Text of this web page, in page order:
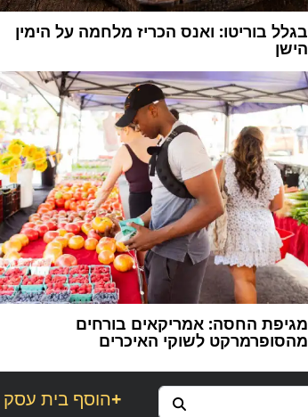
בגלל בוריטו: ואנס הכריז מלחמה על הימין
הישן
מגיפת החסה: אמריקאים בורחים
מהסופרמרקט לשוקי האיכרים
הוסף בית עסק+